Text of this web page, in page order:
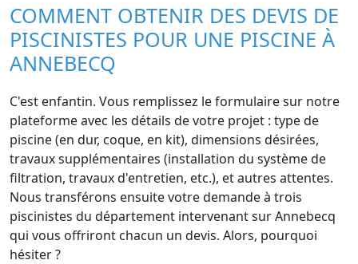
COMMENT OBTENIR DES DEVIS DE
PISCINISTES POUR UNE PISCINE À
ANNEBECQ
C'est enfantin. Vous remplissez le formulaire sur notre
plateforme avec les détails de votre projet : type de
piscine (en dur, coque, en kit), dimensions désirées,
travaux supplémentaires (installation du système de
filtration, travaux d'entretien, etc.), et autres attentes.
Nous transférons ensuite votre demande à trois
piscinistes du département intervenant sur Annebecq
qui vous offriront chacun un devis. Alors, pourquoi
hésiter ?